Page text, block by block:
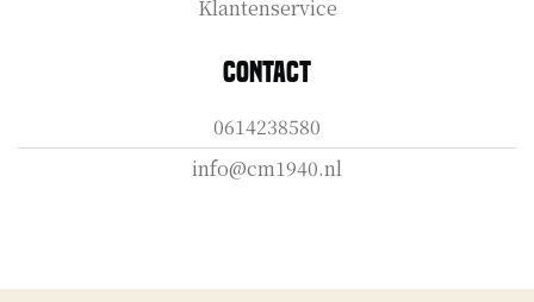
Klantenservice
Contact
0614238580
info@cm1940.nl